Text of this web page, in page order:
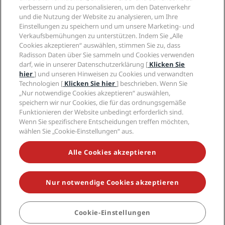
Familienfreundliche Hotels
Gesundheit & Sicherheit
Karriere PPHE
Karrieren EHL
The Club by RHG
Entwicklungsmöglichkeiten
Responsible Business – Unser Engagement
Einkauf
Privacy Centre
Rechtliche Hinweise
Radisson Rewards Geschäftsbedingungen
Website-Nutzungsvereinbarung
Digitale Barrierefreiheit
Moderne Sklaverei – Erklärung
Hilfe
Verbrauchermeldungen
Kontakt
FAQ
Inhaltsübersicht
Soziale Medien
Marken von Radisson Hotels
VERPASSEN SIE NIEMALS UNSERE BELIEBTESTEN
ANGEBOTE
© 2026 Radisson Hotel Group.Alle Rechte vorbehalten. RHG Radisson
Hotel Group, Radisson, Radisson RED, Radisson Blu, Radisson Collection,
Radisson Individuals, Park Plaza, Park Inn, Country Inn & Suites, Prize by
Radisson, Radisson Rewards und Radisson Meetings sind Warenzeichen
der Radisson Hotel Group.
verbessern und zu personalisieren, um den Datenverkehr
und die Nutzung der Website zu analysieren, um Ihre
Einstellungen zu speichern und um unsere Marketing- und
Verkaufsbemühungen zu unterstützen. Indem Sie „Alle
Cookies akzeptieren“ auswählen, stimmen Sie zu, dass
Radisson Daten über Sie sammeln und Cookies verwenden
darf, wie in unserer Datenschutzerklärung [ Klicken Sie
hier] und unseren Hinweisen zu Cookies und verwandten
Technologien [ Klicken Sie hier] beschrieben. Wenn Sie
„Nur notwendige Cookies akzeptieren“ auswählen,
speichern wir nur Cookies, die für das ordnungsgemäße
Funktionieren der Website unbedingt erforderlich sind.
Wenn Sie spezifischere Entscheidungen treffen möchten,
wählen Sie „Cookie-Einstellungen“ aus.
Alle Cookies akzeptieren
Nur notwendige Cookies akzeptieren
Cookie-Einstellungen